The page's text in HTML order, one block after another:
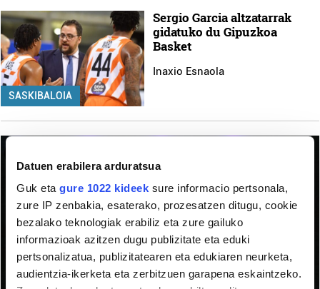
Datuen erabilera arduratsua
Guk eta gure 1022 kideek sure informacio pertsonala,
zure IP zenbakia, esaterako, prozesatzen ditugu, cookie
bezalako teknologiak erabiliz eta zure gailuko
informazioak azitzen dugu publizitate eta eduki
pertsonalizatua, publizitatearen eta edukiaren neurketa,
audientzia-ikerketa eta zerbitzuen garapena eskaintzeko.
SASKIBALOIA
Sergio Garcia altzatarrak
gidatuko du Gipuzkoa
Basket
Inaxio Esnaola